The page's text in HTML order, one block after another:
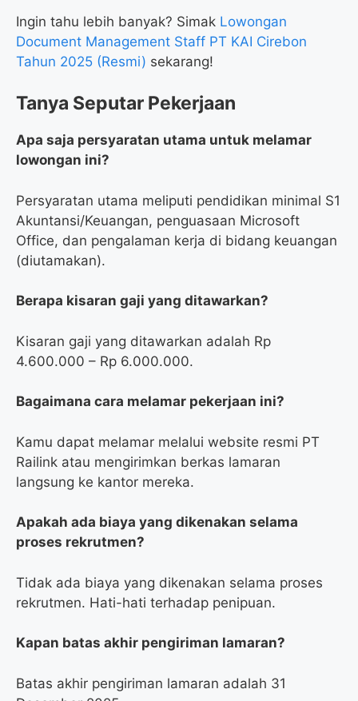
Ingin tahu lebih banyak? Simak Lowongan
Document Management Staff PT KAI Cirebon
Tahun 2025 (Resmi) sekarang!
Tanya Seputar Pekerjaan
Apa saja persyaratan utama untuk melamar
lowongan ini?
Persyaratan utama meliputi pendidikan minimal S1
Akuntansi/Keuangan, penguasaan Microsoft
Office, dan pengalaman kerja di bidang keuangan
(diutamakan).
Berapa kisaran gaji yang ditawarkan?
Kisaran gaji yang ditawarkan adalah Rp
4.600.000 – Rp 6.000.000.
Bagaimana cara melamar pekerjaan ini?
Kamu dapat melamar melalui website resmi PT
Railink atau mengirimkan berkas lamaran
langsung ke kantor mereka.
Apakah ada biaya yang dikenakan selama
proses rekrutmen?
Tidak ada biaya yang dikenakan selama proses
rekrutmen. Hati-hati terhadap penipuan.
Kapan batas akhir pengiriman lamaran?
Batas akhir pengiriman lamaran adalah 31